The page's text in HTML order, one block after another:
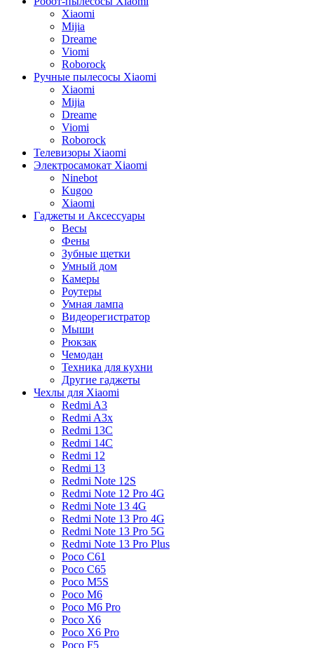
Xiaomi
Mijia
Dreame
Viomi
Roborock
Ручные пылесосы Xiaomi
Xiaomi
Mijia
Dreame
Viomi
Roborock
Телевизоры Xiaomi
Электросамокат Xiaomi
Ninebot
Kugoo
Xiaomi
Гаджеты и Аксессуары
Весы
Фены
Зубные щетки
Умный дом
Камеры
Роутеры
Умная лампа
Видеорегистратор
Мыши
Рюкзак
Чемодан
Техника для кухни
Другие гаджеты
Чехлы для Xiaomi
Redmi A3
Redmi A3x
Redmi 13C
Redmi 14C
Redmi 12
Redmi 13
Redmi Note 12S
Redmi Note 12 Pro 4G
Redmi Note 13 4G
Redmi Note 13 Pro 4G
Redmi Note 13 Pro 5G
Redmi Note 13 Pro Plus
Poco C61
Poco C65
Poco M5S
Poco M6
Poco M6 Pro
Poco X6
Poco X6 Pro
Poco F5